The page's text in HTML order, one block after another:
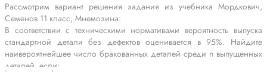
Рассмотрим вариант решения задания из учебника Мордкович,
Семенов 11 класс, Мнемозина:
В соответствии с техническими нормативами вероятность выпуска
стандартной детали без дефектов оценивается в 95%. Найдите
наивероятнейшее число бракованных деталей среди n выпущенных
деталей, если: